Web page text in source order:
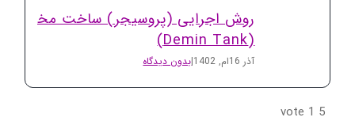
روش اجرایی (پروسیجر) ساخت مخازن دمین
| بدون دیدگاه
vote